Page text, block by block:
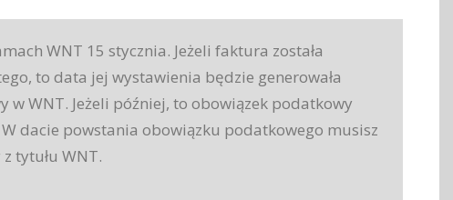
WNT 15 stycznia. Jeżeli faktura została
to data jej wystawienia będzie generowała
w WNT. Jeżeli później, to obowiązek podatkowy
dacie powstania obowiązku podatkowego musisz
tytułu WNT.